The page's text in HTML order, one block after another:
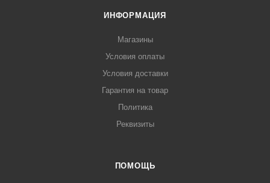
ИНФОРМАЦИЯ
Магазины
Условия оплаты
Условия доставки
Гарантия на товар
Политика
Реквизиты
ПОМОЩЬ